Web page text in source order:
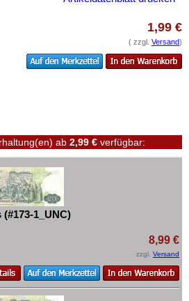
1,99 €
( zzgl. Versand)
ab 2,99 € verfügbar:
1_UNC)
8,99 €
zzgl. Versand